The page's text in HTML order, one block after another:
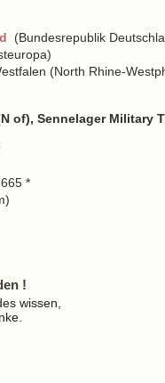
(Bundesrepublik
(North Rhine-
of), Sennelager Military
*
!
wissen,